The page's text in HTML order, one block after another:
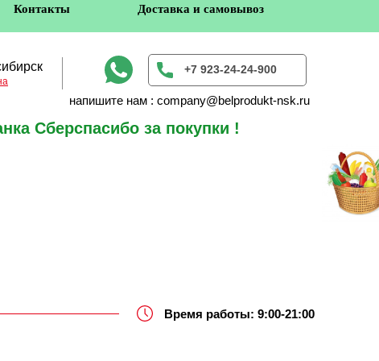
Контакты
Доставка и самовывоз
+7 923-24-24-900
Сберспасибо за покупки !
напишите нам : company@belprodukt-nsk.ru
Время работы: 9:00-21:00